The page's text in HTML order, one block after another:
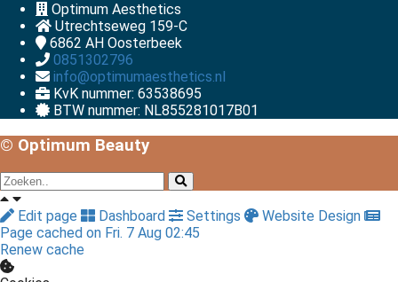
Optimum Aesthetics
Utrechtseweg 159-C
6862 AH Oosterbeek
0851302796
info@optimumaesthetics.nl
KvK nummer: 63538695
BTW nummer: NL855281017B01
© Optimum Beauty
Edit page Dashboard Settings
Website Design
Page cached on Fri. 7 Aug 02:45
Renew cache